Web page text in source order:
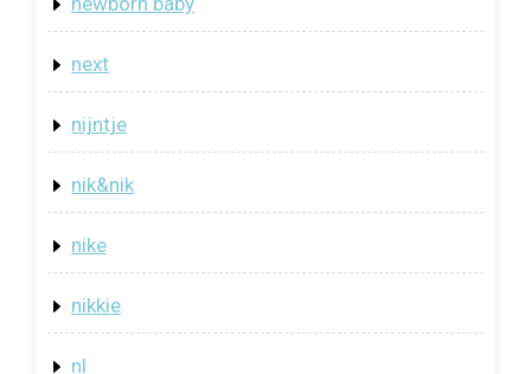
next
nijntje
nik&nik
nike
nikkie
nl